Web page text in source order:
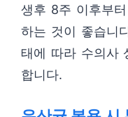
생후 8주 이후부
하는 것이 좋습니
태에 따라 수의사
합니다.